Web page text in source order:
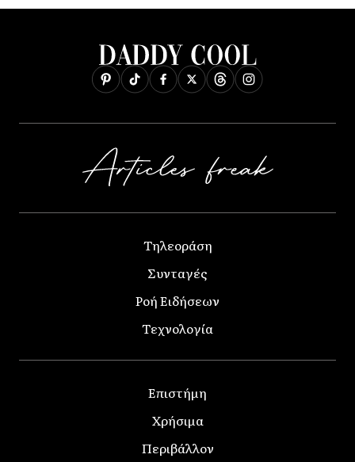
Τηλεοράση
Συνταγές
Ροή Ειδήσεων
Τεχνολογία
Επιστήμη
Χρήσιμα
Περιβάλλον